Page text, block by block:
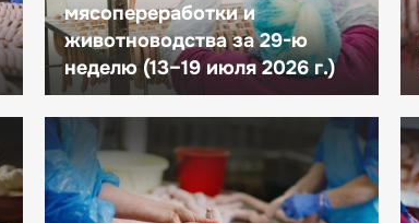
мясопереработки и
животноводства за 29-ю
неделю (13–19 июля 2026 г.)